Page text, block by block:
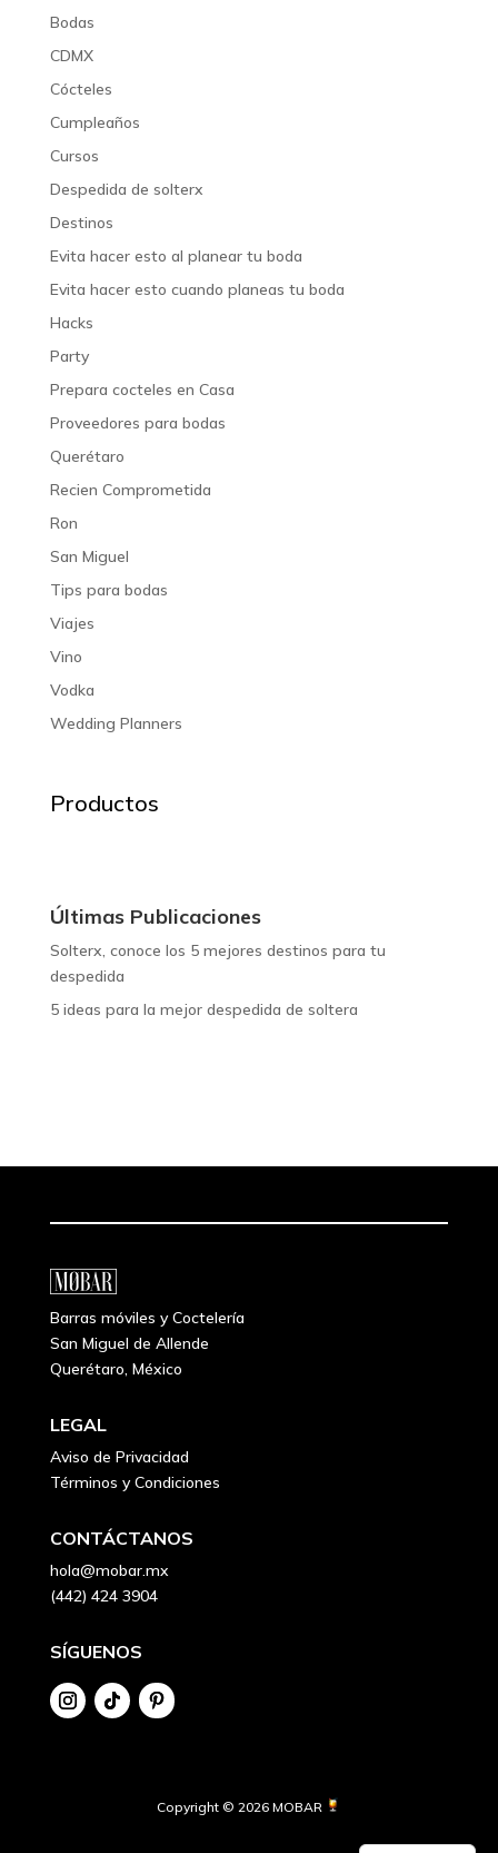
Bodas
CDMX
Cócteles
Cumpleaños
Cursos
Despedida de solterx
Destinos
Evita hacer esto al planear tu boda
Evita hacer esto cuando planeas tu boda
Hacks
Party
Prepara cocteles en Casa
Proveedores para bodas
Querétaro
Recien Comprometida
Ron
San Miguel
Tips para bodas
Viajes
Vino
Vodka
Wedding Planners
Productos
Últimas Publicaciones
Solterx, conoce los 5 mejores destinos para tu
despedida
5 ideas para la mejor despedida de soltera
Barras móviles y Coctelería
San Miguel de Allende
Querétaro, México
LEGAL
Aviso de Privacidad
Términos y Condiciones
CONTÁCTANOS
hola@mobar.mx
(442) 424 3904
SÍGUENOS
Copyright © 2026 MOBAR